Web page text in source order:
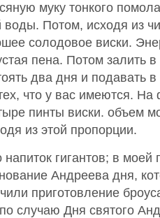
муку тонкого
воды. Потом, исходя из
солодовое виски.
пена. Потом залить
два дня и подавать
что у вас имеются. На
пинты виски. объем
из этой пропорции.
гигантов; в моей
Андреева дня,
приготовление
случаю Дня святого